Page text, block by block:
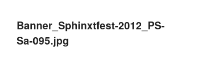
Banner_Sphinxtfest-2012_PS-
Sa-095.jpg